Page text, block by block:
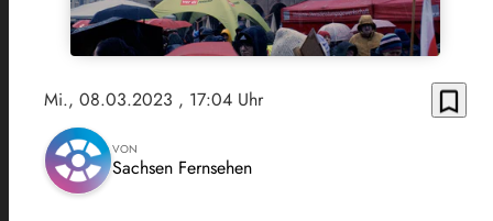
Mi., 08.03.2023 , 17:04 Uhr bookmark_border
VON
Sachsen Fernsehen